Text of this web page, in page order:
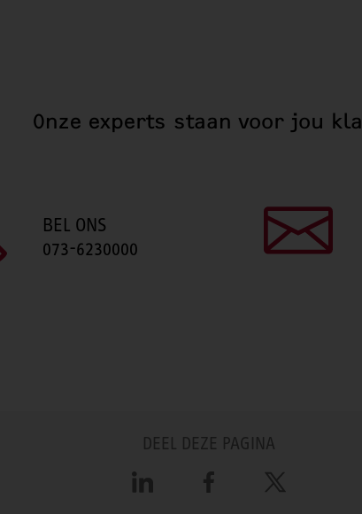
Onze experts staan voor jou
BEL ONS
073-6230000
DEEL DEZE PAGINA
LinkedIn Facebook X